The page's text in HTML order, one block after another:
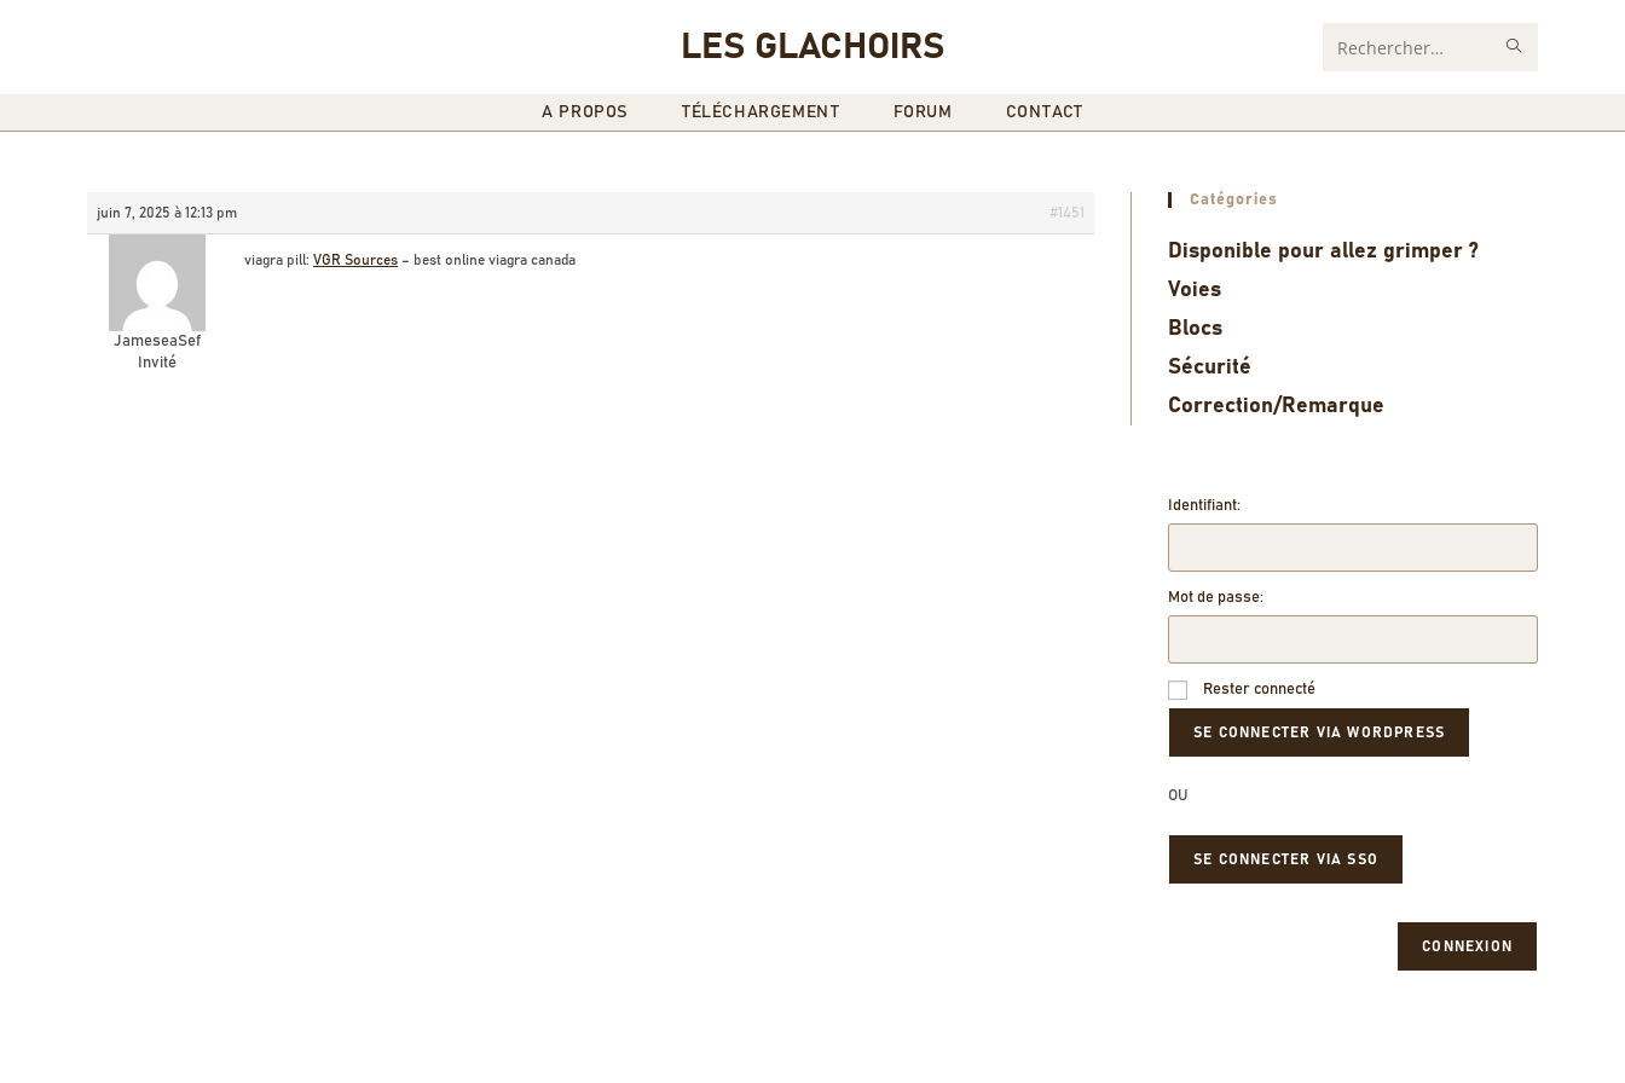
LES GLACHOIRS Rechercher
A PROPOS TÉLÉCHARGEMENT FORUM CONTACT
juin 7, 2025 à 12:13 pm #1451
JameseaSef
Invité
viagra pill: VGR Sources – best online viagra canada
Catégories
Disponible pour allez grimper ?
Voies
Blocs
Sécurité
Correction/Remarque
Identifiant:
Mot de passe:
Rester connecté
OU
SE CONNECTER VIA SSO
CONNEXION